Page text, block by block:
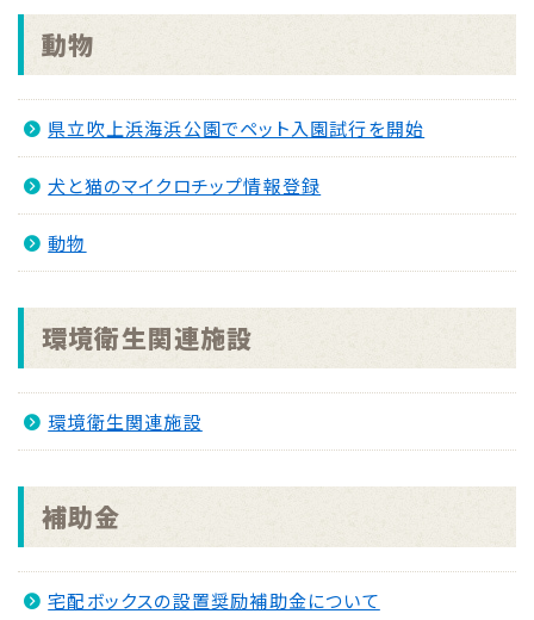
動物
県立吹上浜海浜公園でペット入園試行を開始
犬と猫のマイクロチップ情報登録
動物
環境衛生関連施設
環境衛生関連施設
補助金
宅配ボックスの設置奨励補助金について